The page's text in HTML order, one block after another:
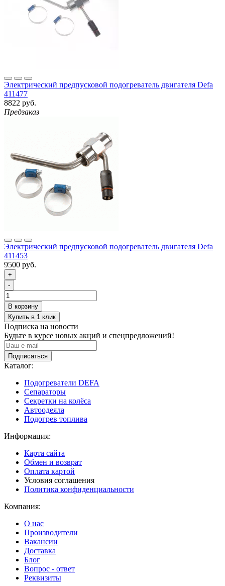
Электрический предпусковой подогреватель двигателя Defa
411477
8822 руб.
Предзаказ
Электрический предпусковой подогреватель двигателя Defa
411453
9500 руб.
+
-
Подписка на новости
Будьте в курсе новых акций и спецпредложений!
Подписаться
Каталог:
Подогреватели DEFA
Сепараторы
Секретки на колёса
Автоодеяла
Подогрев топлива
Информация:
Карта сайта
Обмен и возврат
Оплата картой
Условия соглашения
Политика конфиденциальности
Компания:
О нас
Производители
Вакансии
Доставка
Блог
Вопрос - ответ
Реквизиты